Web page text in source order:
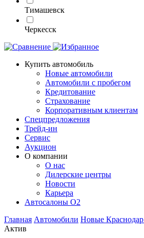
Тимашевск
Черкесск
Купить автомобиль
Новые автомобили
Автомобили с пробегом
Кредитование
Страхование
Корпоративным клиентам
Спецпредложения
Трейд-ин
Сервис
Аукцион
О компании
О нас
Дилерские центры
Новости
Карьера
Автосалоны O2
Главная Автомобили Новые Краснодар
Актив